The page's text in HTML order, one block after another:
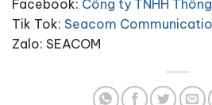
Facebook: Công ty TNHH
Tik Tok: Seacom
Zalo: SEACOM